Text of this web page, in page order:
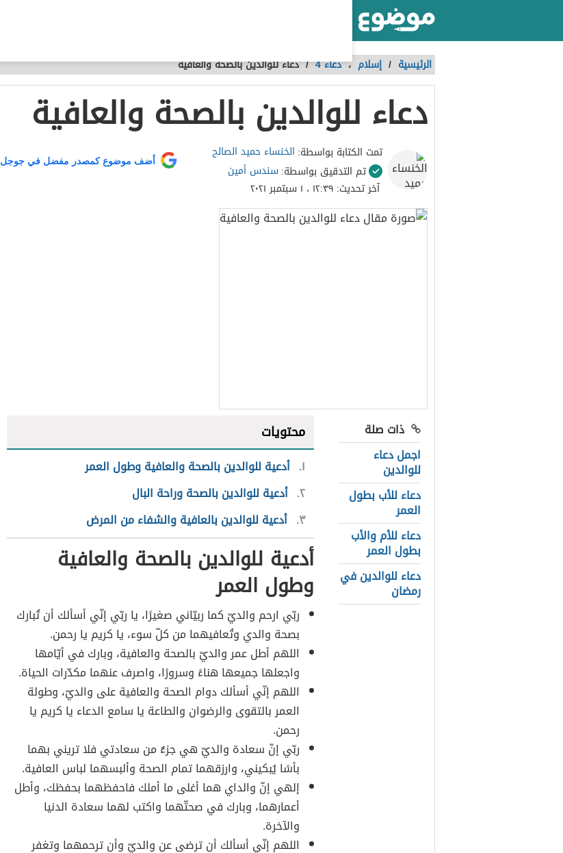
الرئيسية / إسلام ،دعاء 4 /دعاء للوالدين بالصحة والعافية
دعاء للوالدين بالصحة والعافية
تمت الكتابة بواسطة: الخنساء حميد الصالح
تم التدقيق بواسطة:سندس أمين
آخر تحديث: ١٢:٣٩ ، ١ سبتمبر ٢٠٢١
أضف موضوع كمصدر مفضل في جوجل
ذات صلة
اجمل دعاء
للوالدين
دعاء للأب بطول
العمر
دعاء للأم والأب
بطول العمر
دعاء للوالدين في
رمضان
محتويات
١ أدعية للوالدين بالصحة والعافية وطول العمر
٢ أدعية للوالدين بالصحة وراحة البال
٣ أدعية للوالدين بالعافية والشفاء من المرض
أدعية للوالدين بالصحة والعافية
وطول العمر
ربّي ارحم والديّ كما ربيّاني صغيرًا، يا ربّي إنّي أسألك أن تُبارك
بصحة والدي وتُعافيهما من كلّ سوء، يا كريم يا رحمن.
اللهم أطل عمر والديّ بالصحة والعافية، وبارك في أيّامها
واجعلها جميعها هناءً وسرورًا، واصرف عنهما مكدّرات الحياة.
اللهم إنّي أسألك دوام الصحة والعافية على والديّ، وطولة
العمر بالتقوى والرضوان والطاعة يا سامع الدعاء يا كريم يا
رحمن.
ربّي إنّ سعادة والديّ هي جزءٌ من سعادتي فلا تريني بهما
بأسًا يُبكيني، وارزقهما تمام الصحة وألبسهما لباس العافية.
إلهي إنّ والداي هما أغلى ما أملك فاحفظهما بحفظك، وأطل
أعمارهما، وبارك في صحتّهما واكتب لهما سعادة الدنيا
والآخرة.
اللهم إنّي أسألك أن ترضى عن والديّ وأن ترحمهما وتغفر